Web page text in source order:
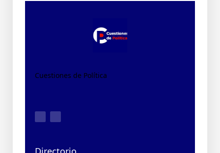
Cuestiones de Política